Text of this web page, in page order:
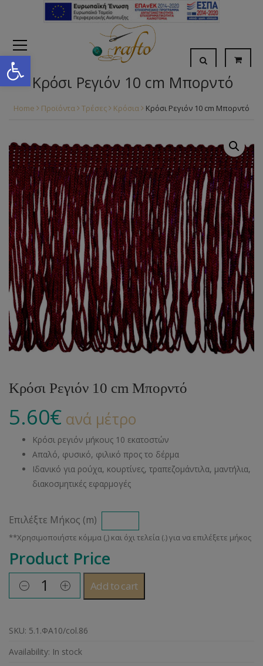
Open toolbar
Κρόσι Ρεγιόν 10 cm Μπορντό
Home Προϊόντα Τρέσες Κρόσια Κρόσι Ρεγιόν 10 cm Μπορντό
Κρόσι Ρεγιόν 10 cm Μπορντό
5.60€ ανά μέτρο
Κρόσι ρεγιόν μήκους 10 εκατοστών
Απαλό, φυσικό, φιλικό προς το δέρμα
Ιδανικό για ρούχα, κουρτίνες, τραπεζομάντιλα, μαντήλια,
διακοσμητικές εφαρμογές
Επιλέξτε Μήκος (m)
Product Price
Add to cart
SKU: 5.1.ΦΑ10/col.86
Availability: In stock